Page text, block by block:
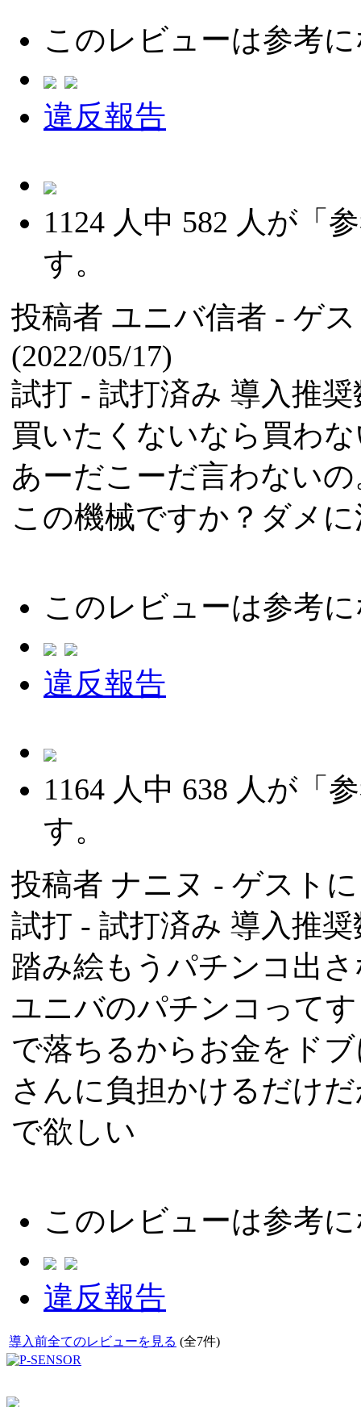
このレビューは参考
違反報告
1124 人中 582 人が「
す。
投稿者 ユニバ信者 - ゲ
(2022/05/17)
試打 - 試打済み 導入推
買いたくないなら買わ
あーだこーだ言わないの
この機械ですか？ダメ
このレビューは参考
違反報告
1164 人中 638 人が「
す。
投稿者 ナニヌ - ゲスト
試打 - 試打済み 導入推
踏み絵もうパチンコ出
ユニバのパチンコって
で落ちるからお金をド
さんに負担かけるだけ
で欲しい
このレビューは参考
違反報告
導入前全てのレビューを見る (全7件)